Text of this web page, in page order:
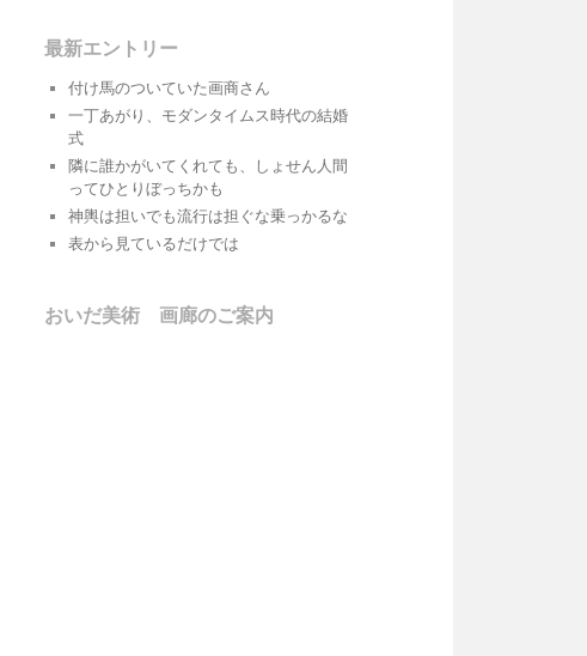
最新エントリー
付け馬のついていた画商さん
一丁あがり、モダンタイムス時代の結婚
式
隣に誰かがいてくれても、しょせん人間
ってひとりぼっちかも
神輿は担いでも流行は担ぐな乗っかるな
表から見ているだけでは
おいだ美術 画廊のご案内